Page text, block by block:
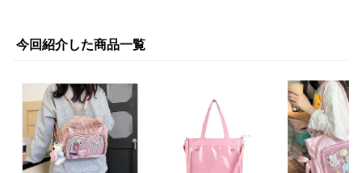
今回紹介した商品一覧